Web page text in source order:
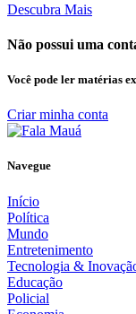
Descubra Mais
Não possui uma
Você pode ler matérias
Criar minha conta
Navegue
Início
Política
Mundo
Entretenimento
Tecnologia &
Educação
Policial